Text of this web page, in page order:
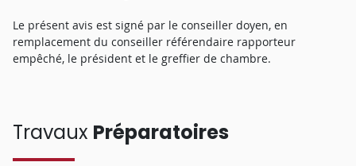
Le présent avis est signé par le conseiller doyen, en
remplacement du conseiller référendaire rapporteur
empêché, le président et le greffier de chambre.
Travaux Préparatoires